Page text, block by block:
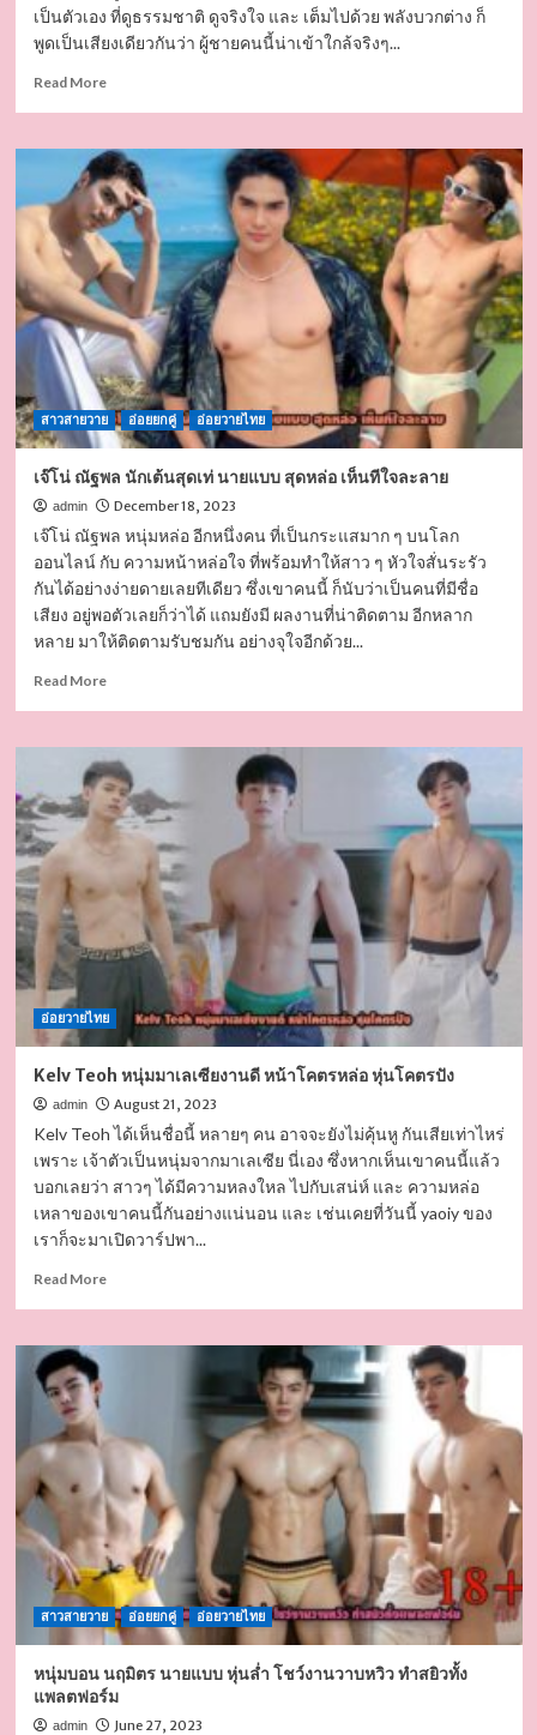
เป็นตัวเอง ที่ดูธรรมชาติ ดูจริงใจ และ เต็มไปด้วย พลังบวกต่าง ก็
พูดเป็นเสียงเดียวกันว่า ผู้ชายคนนี้น่าเข้าใกล้จริงๆ...
Read MoreRead
แดน
พลพล
หนุ่ม
ละมุน
ชวน
ฝัน
จาก
รายการ
ดัง
สู่
ความ
ฮอต
ที่
โซ
ล
ตาม
หา
สาวสายวาย อ่อยยกคู่ อ่อยวายไทย
เจ๊โน่ ณัฐพล นักเต้นสุดเท่ นายแบบ สุดหล่อ เห็นทีใจละลาย
admin December 18, 2023
เจ๊โน่ ณัฐพล หนุ่มหล่อ อีกหนึ่งคน ที่เป็นกระแสมาก ๆ บนโลก
ออนไลน์ กับ ความหน้าหล่อใจ ที่พร้อมทำให้สาว ๆ หัวใจสั่นระรัว
กันได้อย่างง่ายดายเลยทีเดียว ซึ่งเขาคนนี้ ก็นับว่าเป็นคนที่มีชื่อ
เสียง อยู่พอตัวเลยก็ว่าได้ แถมยังมี ผลงานที่น่าติดตาม อีกหลาก
หลาย มาให้ติดตามรับชมกัน อย่างจุใจอีกด้วย...
Read MoreRead
เจ๊
โน่
ณัฐ
พล
นัก
สุด
แบบ
เห็น
ใจ
ละลาย
อ่อยวายไทย
Kelv Teoh หนุ่มมาเลเซียงานดี หน้าโคตรหล่อ หุ่นโคตรปัง
admin August 21, 2023
Kelv Teoh ได้เห็นชื่อนี้ หลายๆ คน อาจจะยังไม่คุ้นหู กันเสียเท่าไหร่
เพราะ เจ้าตัวเป็นหนุ่มจากมาเลเซีย นี่เอง ซึ่งหากเห็นเขาคนนี้แล้ว
บอกเลยว่า สาวๆ ได้มีความหลงใหล ไปกับเสน่ห์ และ ความหล่อ
เหลาของเขาคนนี้กันอย่างแน่นอน และ เช่นเคยที่วันนี้ yaoiy ของ
เราก็จะมาเปิดวาร์ปพา...
Read MoreRead
Kelv
งาน
หน้า
โคตร
หล่อ
หุ่น
โคตร
ปัง
สาวสายวาย อ่อยยกคู่ อ่อยวายไทย
หนุ่มบอน นฤมิตร นายแบบ หุ่นล่ำ โชว์งานวาบหวิว ทำสยิวทั้ง
แพลตฟอร์ม
admin June 27, 2023